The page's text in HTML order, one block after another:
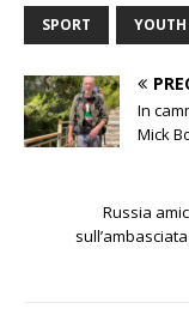
SPORT YOUTH
In
Mick
Russia